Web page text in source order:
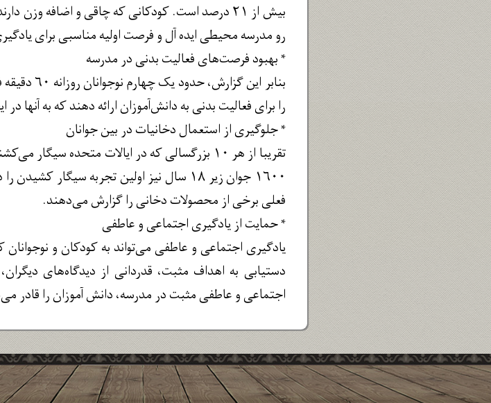
بیش از ۲۱ درصد است. کودکانی که چاقی و اضافه
رو مدرسه محیطی ایده آل و فرصت اولیه مناسبی برای
* بهبود فرصت‌های فعالیت بدنی در مدرسه
بنابر
را برای فعالیت بدنی به دانش‌آموزان ارائه دهند که به
* جلوگیری از استعمال دخانیات در بین جوانان
فعلی برخی از محصولات دخانی را گزارش می‌دهند.
* حمایت از یادگیری اجتماعی و عاطفی
یادگیری اجتماعی و عاطفی می‌تواند به کودکان و
دستیابی به اهداف مثبت، قدردانی از دیدگاه‌های
اجتماعی و عاطفی مثبت در مدرسه، دانش آموزان را قادر